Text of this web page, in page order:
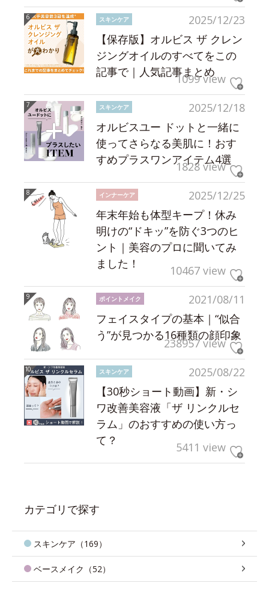
2025/12/23
スキンケア
【保存版】オルビス ザ クレン
ジングオイルのすべてをこの
記事で｜人気記事まとめ
1099 view
2025/12/18
スキンケア
オルビスユー ドットと一緒に
使ってさらなる美肌に！おす
すめプラスワンアイテム4選
1828 view
2025/12/25
インナーケア
年末年始も体型キープ！休み
明けの“ドキッ”を防ぐ3つのヒ
ント｜美容のプロに聞いてみ
ました！
10467 view
2021/08/11
ポイントメイク
フェイスタイプの基本｜“似合
う”が見つかる16種類の顔印象
238957 view
2025/08/22
スキンケア
【30秒ショート動画】新・シ
ワ改善美容液「ザ リンクルセ
ラム」のおすすめの使い方っ
て？
5411 view
カテゴリで探す
スキンケア（169）
ベースメイク（52）